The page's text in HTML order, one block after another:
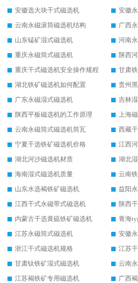
安徽选大块干式磁选机
安徽
云南永磁滚筒磁选机结构
广西
山东锰矿湿式磁选机
河南
重庆永磁筒式磁选机
陕西
重庆干式磁选机安全操作规程
甘肃
湖北铁矿磁选机如何配置
贵州
广东永磁湿式磁选机
吉林
陕西平板磁选机的工作原理
上海
云南永磁筒式磁选机筒瓦
西藏
宁夏干选铁矿磁选机价格
江西
湖北河沙磁选机材质
湖北
海南湿式磁选机质量
云南
山东水选褐铁矿磁选机
益阳
江西干式永磁带式磁选机
陕西
内蒙古干选黄硫铁矿磁选机
青海
江苏永磁筒式磁选机
安徽
浙江干式磁选机规格
甘肃钛铁矿湿式磁选机
云南
江苏褐铁矿专用磁选机
广西